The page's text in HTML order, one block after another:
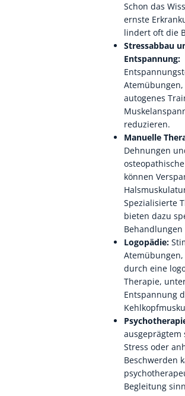
Schon das
ernste
lindert oft die
Stressabbau
Entspannung:
Atemübungen,
autogenes
reduzieren.
Manuelle
Dehnungen
können
Spezialisierte
bieten dazu
Behandlungen
Logopädie:
durch eine
Therapie,
Entspannung
ausgeprägtem
Stress oder
Beschwerden
Begleitung